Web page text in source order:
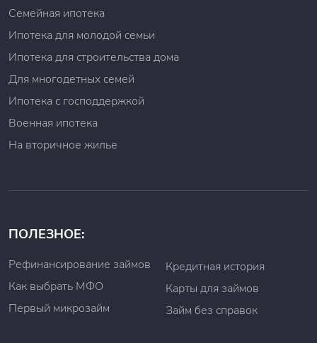
Семейная ипотека
Ипотека для молодой семьи
Ипотека для строительства дома
Для многодетных семей
Ипотека с господдержкой
Военная ипотека
На вторичное жилье
ПОЛЕЗНОЕ:
Рефинансирование займов
Как выбрать МФО
Первый микрозайм
Кредитная история
Карты для займов
Займ без справок